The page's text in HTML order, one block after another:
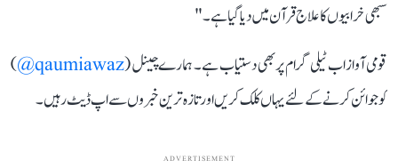
سبھی خرابیوں کا علاج قرآن میں دیا گیا ہے۔"
قومی آواز اب ٹیلی گرام پر بھی دستیاب ہے۔ ہمارے چینل (qaumiawaz@
)
کو جوائن کرنے کے لئے یہاں کلک کریں اور تازہ ترین خبروں سے اپ ڈیٹ رہیں۔
ADVERTISEMENT